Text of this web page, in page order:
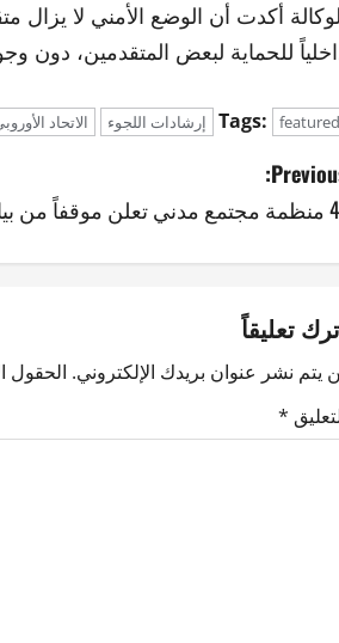
أكدت أن الوضع الأمني لا
للحماية لبعض المتقدمين،
Tags: featured إرشادات اللجوء الاتحاد
بيان “مدنية”
تعليقاً
يتم نشر عنوان بريدك الإلكتروني. الحقول
*